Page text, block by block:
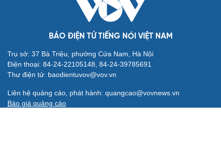
BÁO ĐIỆN TỬ TIẾNG NÓI VIỆT NAM
Trụ sở: 37 Bà Triệu, phường Cửa Nam, Hà Nội
Điện thoại: 84-24-22105148, 84-24-39785691
Thư điện tử: baodientuvov@vov.vn
Liên hệ quảng cáo, phát hành: quangcao@vovnews.vn
Báo giá quảng cáo